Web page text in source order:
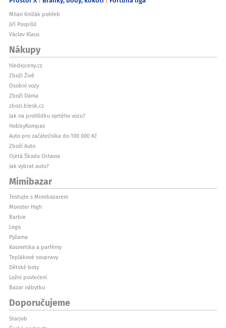
Milan Knížák pohřeb
Jiří Pospíšil
Václav Klaus
Nákupy
hledejceny.cz
Zboží Živě
Osobní vozy
Zboží Dáma
zbozi.blesk.cz
Jak na prohlídku ojetého vozu?
HobbyKompas
Auto pro začátečníka do 100 000 Kč
Zboží Auto
Ojetá Škoda Octavia
Jak vybrat auto?
Mimibazar
Testujte s Mimibazarem
Monster High
Barbie
Lego
Pyžama
Kosmetika a parfémy
Teplákové soupravy
Dětské boty
Ložní povlečení
Bazar nábytku
Doporučujeme
Starjob